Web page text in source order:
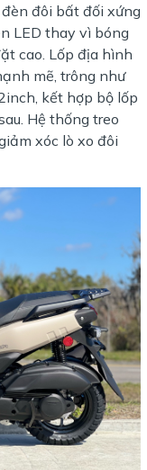
đôi bất đối xứng
LED thay vì bóng
cao. Lốp địa hình
mẽ, trông như
kết hợp bộ lốp
Hệ thống treo
xóc lò xo đôi